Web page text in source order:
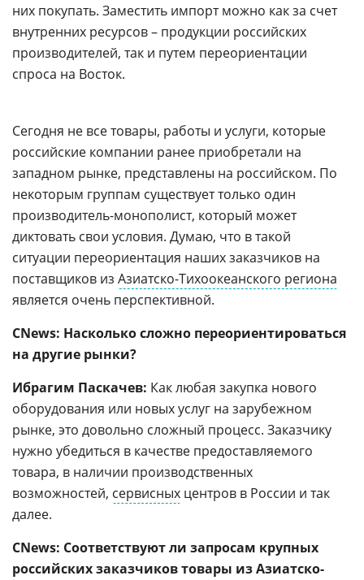
них покупать. Заместить импорт можно как за счет
внутренних ресурсов – продукции российских
производителей, так и путем переориентации
спроса на Восток.
Сегодня не все товары, работы и услуги, которые
российские компании ранее приобретали на
западном рынке, представлены на российском. По
некоторым группам существует только один
производитель-монополист, который может
диктовать свои условия. Думаю, что в такой
ситуации переориентация наших заказчиков на
поставщиков из Азиатско-Тихоокеанского региона
является очень перспективной.
CNews: Насколько сложно переориентироваться
на другие рынки?
Ибрагим Паскачев: Как любая закупка нового
оборудования или новых услуг на зарубежном
рынке, это довольно сложный процесс. Заказчику
нужно убедиться в качестве предоставляемого
товара, в наличии производственных
возможностей, сервисных центров в России и так
далее.
CNews: Соответствуют ли запросам крупных
российских заказчиков товары из Азиатско-